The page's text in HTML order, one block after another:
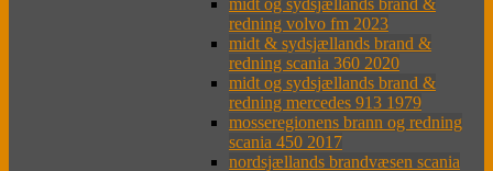
midt og sydsjællands brand &
redning volvo fm 2023
midt & sydsjællands brand &
redning scania 360 2020
midt og sydsjællands brand &
redning mercedes 913 1979
mosseregionens brann og redning
scania 450 2017
nordsjællands brandvæsen scania